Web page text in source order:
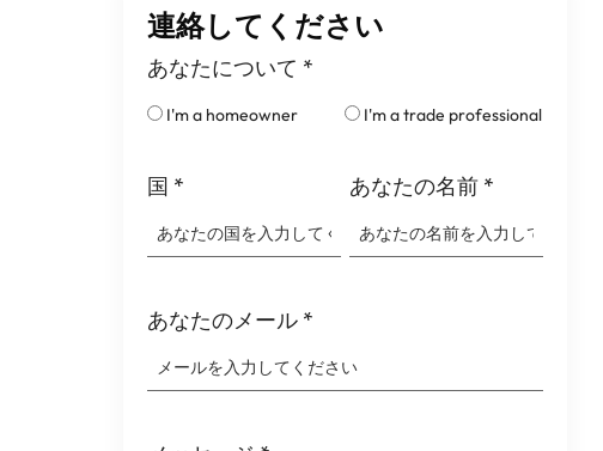
連絡してください
あなたについて *
I'm a homeowner I'm a trade professional
国 * あなたの名前 *
あなたのメール *